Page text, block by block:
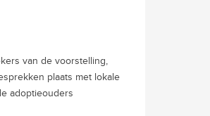
van de voorstelling,
plaats met lokale
adoptieouders